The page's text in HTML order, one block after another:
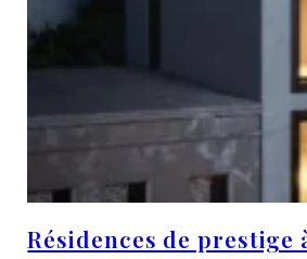
Résidences de prestige